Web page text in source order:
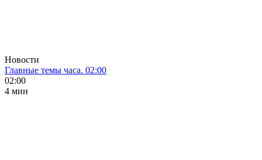
Новости
Главные темы часа. 02:00
02:00
4 мин